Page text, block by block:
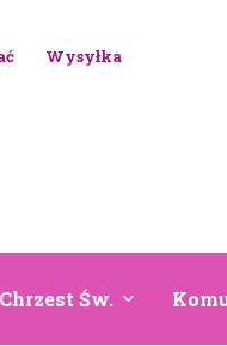
Wysyłka
Chrzest Św.